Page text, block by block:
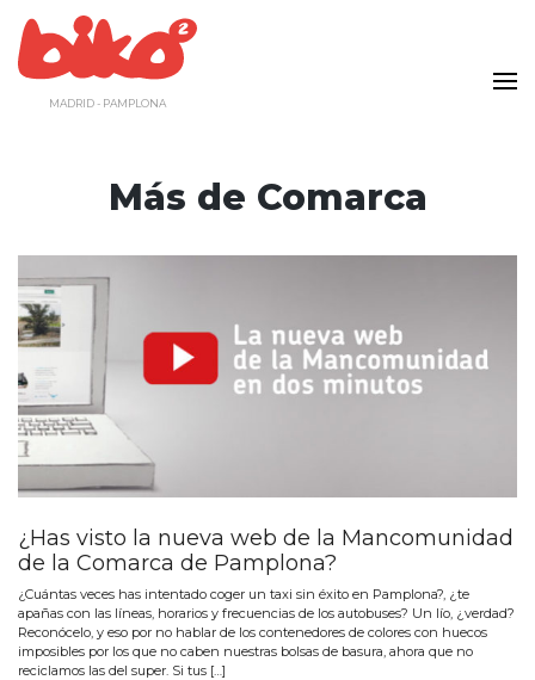
contenido
MADRID - PAMPLONA
Más de Comarca
¿Has visto la nueva web de la Mancomunidad
de la Comarca de Pamplona?
¿Cuántas veces has intentado coger un taxi sin éxito en Pamplona?, ¿te
apañas con las líneas, horarios y frecuencias de los autobuses? Un lío, ¿verdad?
Reconócelo, y eso por no hablar de los contenedores de colores con huecos
imposibles por los que no caben nuestras bolsas de basura, ahora que no
reciclamos las del super. Si tus […]